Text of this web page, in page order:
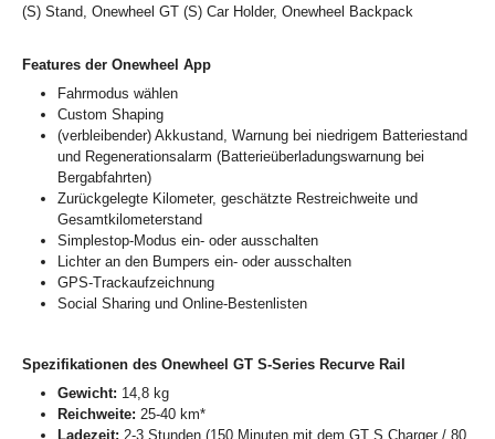
(S) Stand, Onewheel GT (S) Car Holder, Onewheel Backpack
Features der Onewheel App
Fahrmodus wählen
Custom Shaping
(verbleibender) Akkustand, Warnung bei niedrigem Batteriestand
und Regenerationsalarm (Batterieüberladungswarnung bei
Bergabfahrten)
Zurückgelegte Kilometer, geschätzte Restreichweite und
Gesamtkilometerstand
Simplestop-Modus ein- oder ausschalten
Lichter an den Bumpers ein- oder ausschalten
GPS-Trackaufzeichnung
Social Sharing und Online-Bestenlisten
Spezifikationen des Onewheel GT S-Series Recurve Rail
Gewicht: 14,8 kg
Reichweite: 25-40 km*
Ladezeit: 2-3 Stunden (150 Minuten mit dem GT S Charger / 80